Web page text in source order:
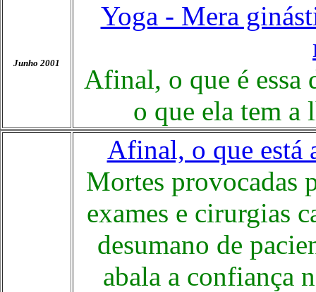
Junho 2001
Yoga - Mera
Afinal, o que é essa
o que ela tem a
Afinal, o que está
Mortes provocadas
exames e cirurgias
desumano de
abala a confiança